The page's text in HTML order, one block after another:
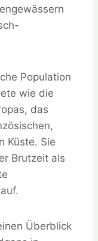
Population
wie die
das
Küste. Sie
Brutzeit als
Überblick